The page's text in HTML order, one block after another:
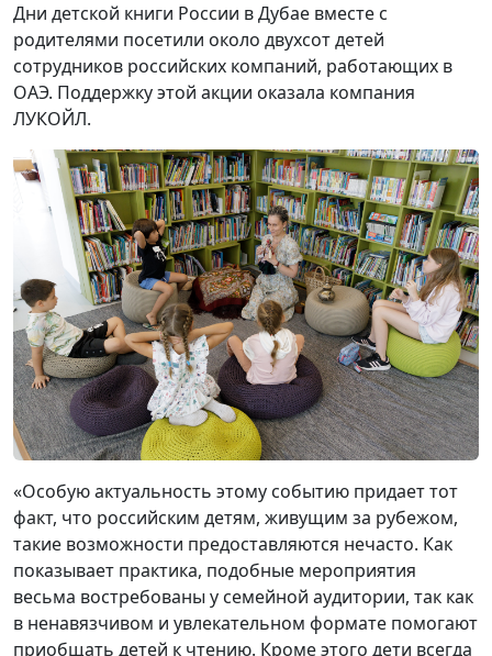
Дни детской книги России в Дубае вместе с
родителями посетили около двухсот детей
сотрудников российских компаний, работающих в
ОАЭ. Поддержку этой акции оказала компания
ЛУКОЙЛ.
«Особую актуальность этому событию придает тот
факт, что российским детям, живущим за рубежом,
такие возможности предоставляются нечасто. Как
показывает практика, подобные мероприятия
весьма востребованы у семейной аудитории, так как
в ненавязчивом и увлекательном формате помогают
приобщать детей к чтению. Кроме этого дети всегда